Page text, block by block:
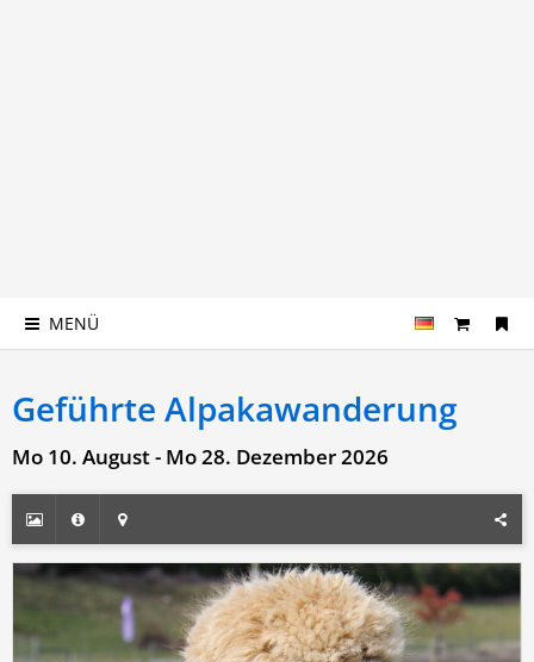
MENÜ
Geführte Alpakawanderung
Mo 10. August - Mo 28. Dezember 2026